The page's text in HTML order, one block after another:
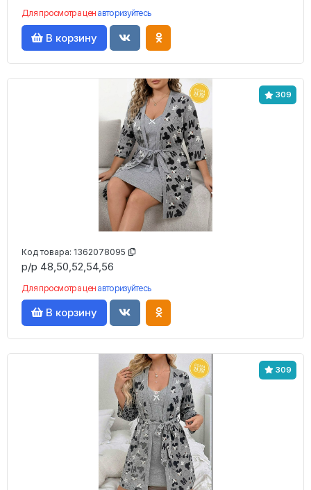
Для просмотра цен авторизуйтесь
В корзину
309
Код товара: 1362078095
р/р 48,50,52,54,56
Для просмотра цен авторизуйтесь
В корзину
309